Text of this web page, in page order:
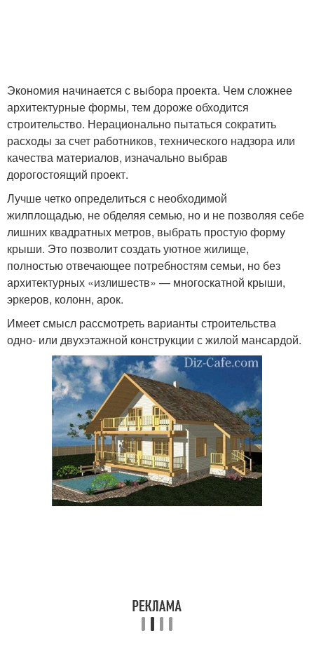
Экономия начинается с выбора проекта. Чем сложнее
архитектурные формы, тем дороже обходится
строительство. Нерационально пытаться сократить
расходы за счет работников, технического надзора или
качества материалов, изначально выбрав
дорогостоящий проект.
Лучше четко определиться с необходимой
жилплощадью, не обделяя семью, но и не позволяя себе
лишних квадратных метров, выбрать простую форму
крыши. Это позволит создать уютное жилище,
полностью отвечающее потребностям семьи, но без
архитектурных «излишеств» — многоскатной крыши,
эркеров, колонн, арок.
Имеет смысл рассмотреть варианты строительства
одно- или двухэтажной конструкции с жилой мансардой.